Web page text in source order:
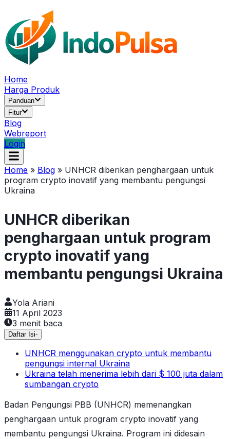
Home
Harga Produk
Panduan
Fitur
Blog
Webreport
Login
Home » Blog » UNHCR diberikan penghargaan untuk
program crypto inovatif yang membantu pengungsi
Ukraina
UNHCR diberikan
penghargaan untuk program
crypto inovatif yang
membantu pengungsi Ukraina
Yola Ariani
11 April 2023
3 menit baca
Daftar Isi-
UNHCR menggunakan crypto untuk membantu
pengungsi internal Ukraina
Ukraina telah menerima lebih dari $ 100 juta dalam
sumbangan crypto
Badan Pengungsi PBB (UNHCR) memenangkan
penghargaan untuk program crypto inovatif yang
membantu pengungsi Ukraina. Program ini didesain